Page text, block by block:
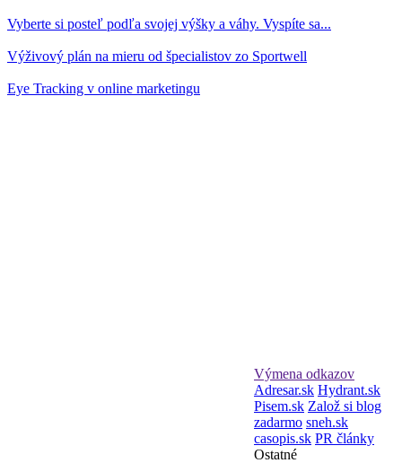
Vyberte si posteľ podľa svojej výšky a váhy. Vyspíte sa...
Výživový plán na mieru od špecialistov zo Sportwell
Eye Tracking v online marketingu
Výmena odkazov
Adresar.sk Hydrant.sk
Pisem.sk Založ si blog
zadarmo sneh.sk
casopis.sk PR články
Ostatné